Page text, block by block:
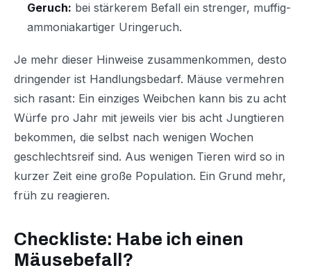
Geruch: bei stärkerem Befall ein strenger, muffig-
ammoniakartiger Uringeruch.
Je mehr dieser Hinweise zusammenkommen, desto
dringender ist Handlungsbedarf. Mäuse vermehren
sich rasant: Ein einziges Weibchen kann bis zu acht
Würfe pro Jahr mit jeweils vier bis acht Jungtieren
bekommen, die selbst nach wenigen Wochen
geschlechtsreif sind. Aus wenigen Tieren wird so in
kurzer Zeit eine große Population. Ein Grund mehr,
früh zu reagieren.
Checkliste: Habe ich einen
Mäusebefall?